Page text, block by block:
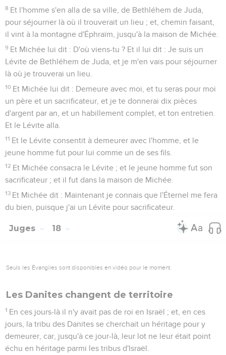
8 Et l'homme s'en alla de sa ville, de Bethléhem de Juda,
pour séjourner là où il trouverait un lieu ; et, chemin faisant,
il vint à la montagne d'Éphraïm, jusqu'à la maison de Michée.
9 Et Michée lui dit : D'où viens-tu ? Et il lui dit : Je suis un
Lévite de Bethléhem de Juda, et je m'en vais pour séjourner
là où je trouverai un lieu.
10 Et Michée lui dit : Demeure avec moi, et tu seras pour moi
un père et un sacrificateur, et je te donnerai dix pièces
d'argent par an, et un habillement complet, et ton entretien.
Et le Lévite alla.
11 Et le Lévite consentit à demeurer avec l'homme, et le
jeune homme fut pour lui comme un de ses fils.
12 Et Michée consacra le Lévite ; et le jeune homme fut son
sacrificateur ; et il fut dans la maison de Michée.
13 Et Michée dit : Maintenant je connais que l'Éternel me fera
du bien, puisque j'ai un Lévite pour sacrificateur.
Juges 18
Seuls les Évangiles sont disponibles en vidéo pour le moment.
Les Danites changent de territoire
1 En ces jours-là il n'y avait pas de roi en Israël ; et, en ces
jours, la tribu des Danites se cherchait un héritage pour y
demeurer, car, jusqu'à ce jour-là, leur lot ne leur était point
échu en héritage parmi les tribus d'Israël.